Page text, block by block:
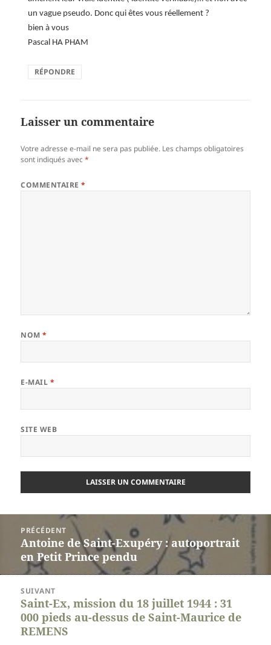
un vague pseudo. Donc qui êtes vous réellement ?
bien à vous
Pascal HA PHAM
RÉPONDRE
Laisser un commentaire
Votre adresse e-mail ne sera pas publiée. Les champs obligatoires
sont indiqués avec*
COMMENTAIRE*
NOM*
E-MAIL *
SITE WEB
l’article
PRÉCÉDENT
Article
précédent :
Antoine de Saint-Exupéry : autoportrait
en Petit Prince pendu
SUIVANT
Article
suivant :
Saint-Ex, mission du 18 juillet 1944 : 31
000 pieds au-dessus de Saint-Maurice de
REMENS